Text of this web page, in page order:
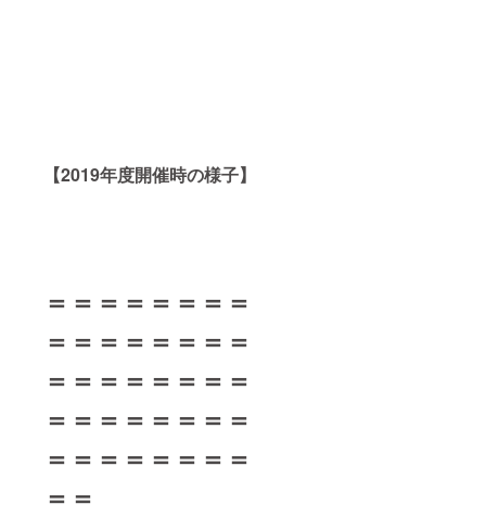
【2019年度開催時の様子】
＝＝＝＝＝＝＝＝
＝＝＝＝＝＝＝＝
＝＝＝＝＝＝＝＝
＝＝＝＝＝＝＝＝
＝＝＝＝＝＝＝＝
＝＝